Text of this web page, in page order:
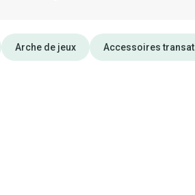
Arche de jeux Accessoires transat